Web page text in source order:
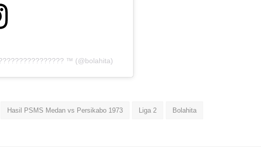
™ (@bolahita)
Hasil PSMS Medan vs Persikabo 1973 Liga 2 Bolahita